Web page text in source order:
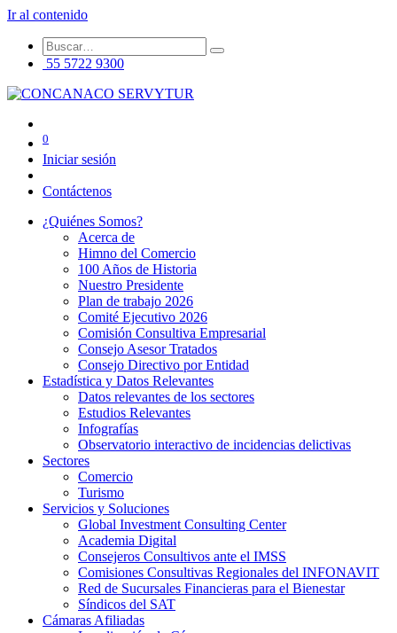
Ir al contenido
55 5722 9300
0
Iniciar sesión
Contáctenos
¿Quiénes Somos?
Acerca de
Himno del Comercio
100 Años de Historia
Nuestro Presidente
Plan de trabajo 2026
Comité Ejecutivo 2026
Comisión Consultiva Empresarial
Consejo Asesor Tratados
Consejo Directivo por Entidad
Estadística y Datos Relevantes
Datos relevantes de los sectores
Estudios Relevantes
Infografías
Observatorio interactivo de incidencias delictivas
Sectores
Comercio
Turismo
Servicios y Soluciones
Global Investment Consulting Center
Academia Digital
Consejeros Consultivos ante el IMSS
Comisiones Consultivas Regionales del INFONAVIT
Red de Sucursales Financieras para el Bienestar
Síndicos del SAT
Cámaras Afiliadas